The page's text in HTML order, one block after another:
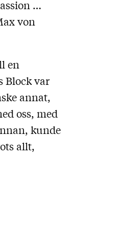
…
von
en
Block var
annat,
oss, med
kunde
allt,